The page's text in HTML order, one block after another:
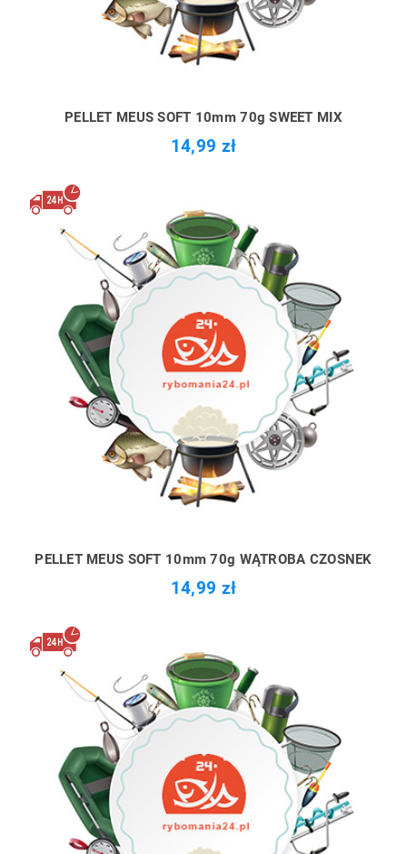
PELLET MEUS SOFT 10mm 70g SWEET MIX
14,99 zł
PELLET MEUS SOFT 10mm 70g WĄTROBA CZOSNEK
14,99 zł